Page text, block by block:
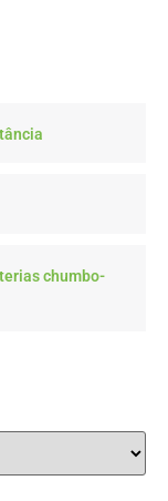
chumbo-